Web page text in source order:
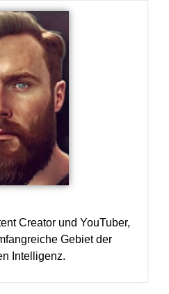
Creator und YouTuber,
Gebiet der
Intelligenz.